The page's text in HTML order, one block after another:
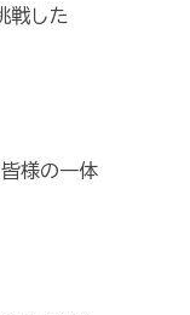
戦した
様の一体